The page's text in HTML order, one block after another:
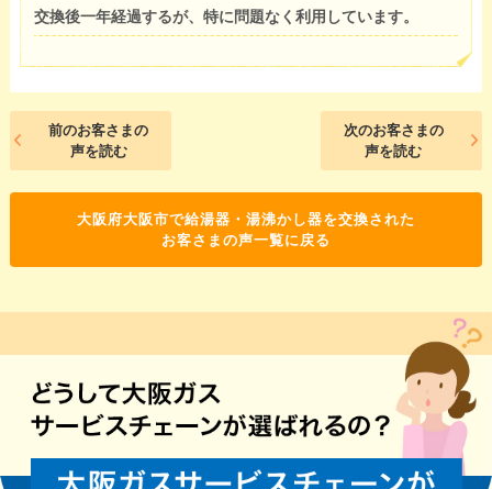
交換後一年経過するが、特に問題なく利用しています。
前のお客さまの
声を読む
次のお客さまの
声を読む
大阪府大阪市で給湯器・湯沸かし器を交換された
お客さまの声一覧に戻る